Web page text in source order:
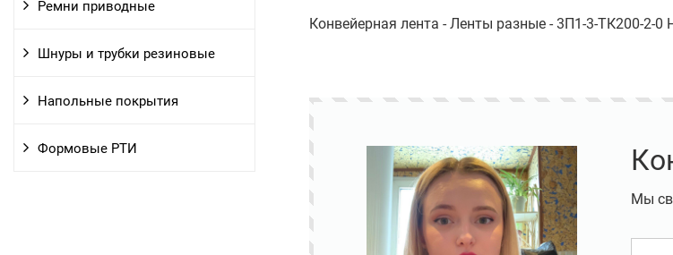
Ремни приводные
Шнуры и трубки резиновые
Напольные покрытия
Формовые РТИ
Конвейерная лента - Ленты разные - 3П1-3-ТК200-2-0
Мы